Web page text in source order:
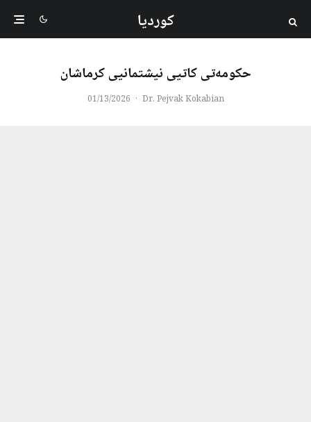
کوردیا
حکومەتی کاتیی نیشتمانیی کرماشان
Dr. Pejvak Kokabian
·
01/13/2026